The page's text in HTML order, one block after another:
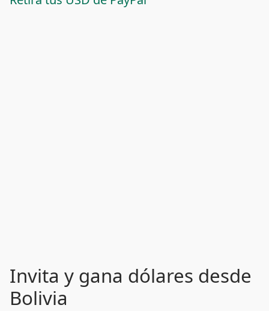
Invita y gana dólares desde
Bolivia